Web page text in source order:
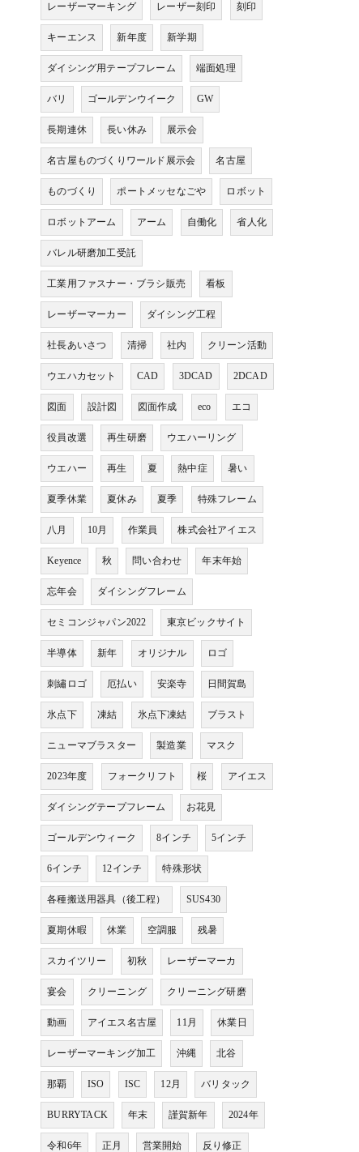
レーザーマーキング レーザー刻印 刻印
キーエンス 新年度 新学期
ダイシング用テープフレーム 端面処理
バリ ゴールデンウイーク GW
長期連休 長い休み 展示会
名古屋ものづくりワールド展示会 名古屋
ものづくり ポートメッセなごや ロボット
ロボットアーム アーム 自働化 省人化
バレル研磨加工受託
工業用ファスナー・ブラシ販売 看板
レーザーマーカー ダイシング工程
社長あいさつ 清掃 社内 クリーン活動
ウエハカセット CAD 3DCAD 2DCAD
図面 設計図 図面作成 eco エコ
役員改選 再生研磨 ウエハーリング
ウエハー 再生 夏 熱中症 暑い
夏季休業 夏休み 夏季 特殊フレーム
八月 10月 作業員 株式会社アイエス
Keyence 秋 問い合わせ 年末年始
忘年会 ダイシングフレーム
セミコンジャパン2022 東京ビックサイト
半導体 新年 オリジナル ロゴ
刺繡ロゴ 厄払い 安楽寺 日間賀島
氷点下 凍結 氷点下凍結 ブラスト
ニューマブラスター 製造業 マスク
2023年度 フォークリフト 桜 アイエス
ダイシングテープフレーム お花見
ゴールデンウィーク 8インチ 5インチ
6インチ 12インチ 特殊形状
各種搬送用器具（後工程） SUS430
夏期休暇 休業 空調服 残暑
スカイツリー 初秋 レーザーマーカ
宴会 クリーニング クリーニング研磨
動画 アイエス名古屋 11月 休業日
レーザーマーキング加工 沖縄 北谷
那覇 ISO ISC 12月 バリタック
BURRYTACK 年末 謹賀新年 2024年
令和6年 正月 営業開始 反り修正